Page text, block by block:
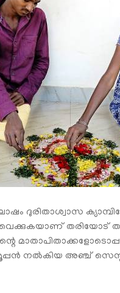
തരിയോട്
നല്‍കിയ അഞ്ച് സെന്റ്